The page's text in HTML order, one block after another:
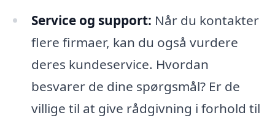
Service og support: Når du kontakter
flere firmaer, kan du også vurdere
deres kundeservice. Hvordan
besvarer de dine spørgsmål? Er de
villige til at give rådgivning i forhold til